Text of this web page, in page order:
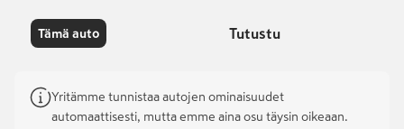
Tämä auto Tutustu
Yritämme tunnistaa autojen ominaisuudet
automaattisesti, mutta emme aina osu täysin oikeaan.